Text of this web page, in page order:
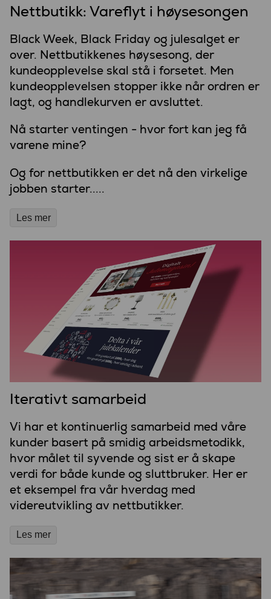
Nettbutikk: Vareflyt i høysesongen
Black Week, Black Friday og julesalget er
over. Nettbutikkenes høysesong, der
kundeopplevelse skal stå i forsetet. Men
kundeopplevelsen stopper ikke når ordren er
lagt, og handlekurven er avsluttet.
Nå starter ventingen - hvor fort kan jeg få
varene mine?
Og for nettbutikken er det nå den virkelige
jobben starter.....
Les mer
Iterativt samarbeid
Vi har et kontinuerlig samarbeid med våre
kunder basert på smidig arbeidsmetodikk,
hvor målet til syvende og sist er å skape
verdi for både kunde og sluttbruker. Her er
et eksempel fra vår hverdag med
videreutvikling av nettbutikker.
Les mer